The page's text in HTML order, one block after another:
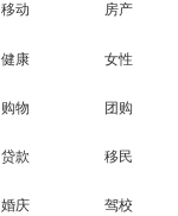
移动 房产
健康 女性
购物 团购
贷款 移民
婚庆 驾校